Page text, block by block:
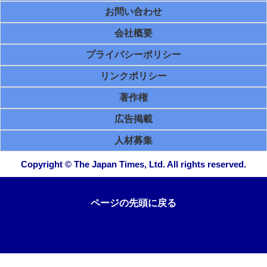
お問い合わせ
会社概要
プライバシーポリシー
リンクポリシー
著作権
広告掲載
人材募集
Copyright © The Japan Times, Ltd. All rights reserved.
ページの先頭に戻る